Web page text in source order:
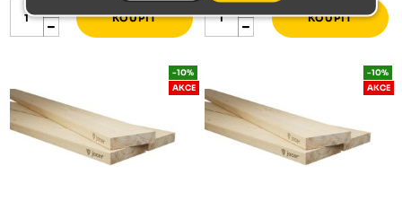
-10%
AKCE
-10%
AKCE